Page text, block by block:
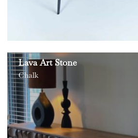
Lava Art Stone
Chalk